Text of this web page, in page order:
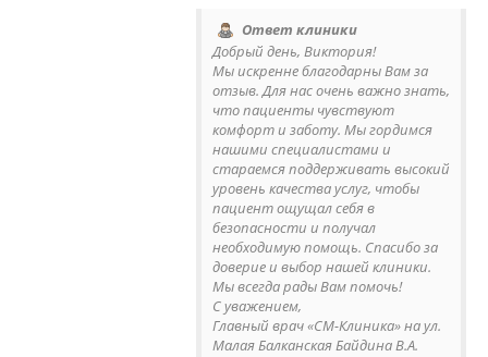
Ответ клиники
Добрый день, Виктория!
Мы искренне благодарны Вам за
отзыв. Для нас очень важно знать,
что пациенты чувствуют
комфорт и заботу. Мы гордимся
нашими специалистами и
стараемся поддерживать высокий
уровень качества услуг, чтобы
пациент ощущал себя в
безопасности и получал
необходимую помощь. Спасибо за
доверие и выбор нашей клиники.
Мы всегда рады Вам помочь!
С уважением,
Главный врач «СМ-Клиника» на ул.
Малая Балканская Байдина В.А.